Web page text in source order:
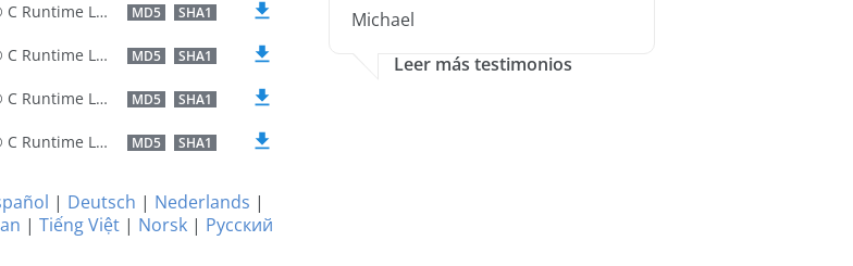
Microsoft® C Runtime Library MD5 SHA1
Microsoft® C Runtime Library MD5 SHA1
Microsoft® C Runtime Library MD5 SHA1
Microsoft® C Runtime Library MD5 SHA1
| Deutsch | Nederlands |
| Tiếng Việt | Norsk | Русский
Michael
Leer más testimonios